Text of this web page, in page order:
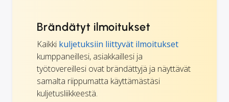
Brändätyt ilmoitukset
Kaikki kuljetuksiin liittyvät ilmoitukset
kumppaneillesi, asiakkaillesi ja
työtovereillesi ovat brändättyjä ja näyttävät
samalta riippumatta käyttämästäsi
kuljetusliikkeestä.